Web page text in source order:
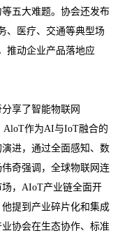
五大难题。协会还发布
、医疗、交通等典型场
推动企业产品落地应
享了智能物联网
AloT作为AI与IoT融合的
进，通过全面感知、数
奇强调，全球物联网连
，AIoT产业链全面开
提到产业碎片化和集成
协会在生态协作、标准